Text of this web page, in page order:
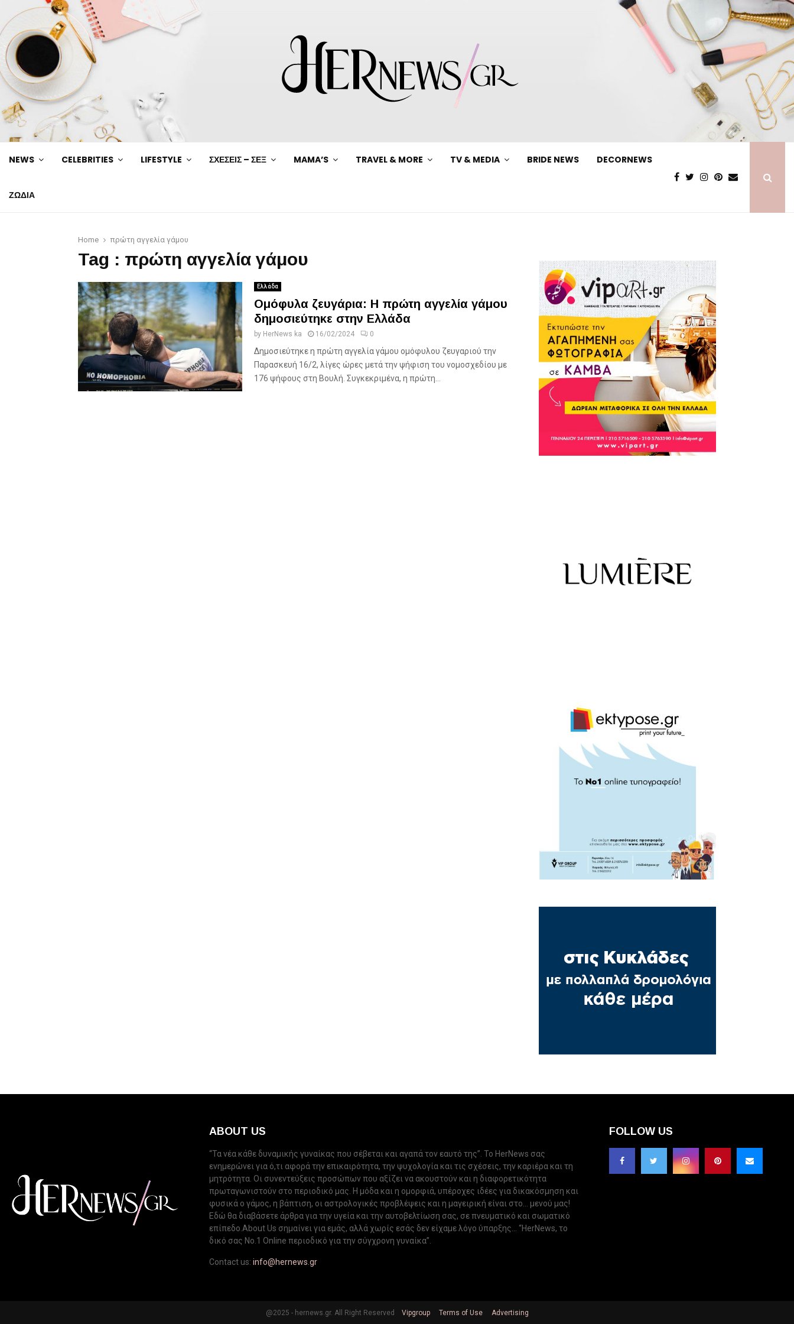
NEWS CELEBRITIES LIFESTYLE ΣΧΕΣΕΙΣ – ΣΕΞ MAMA’S TRAVEL & MORE TV & MEDIA BRIDE NEWS DECORNEWS
ΖΩΔΙΑ
Home πρώτη αγγελία γάμου
Tag : πρώτη αγγελία γάμου
Ελλάδα
Ομόφυλα ζευγάρια: Η πρώτη αγγελία γάμου
δημοσιεύτηκε στην Ελλάδα
by HerNews ka 16/02/2024 0
Δημοσιεύτηκε η πρώτη αγγελία γάμου ομόφυλου ζευγαριού την
Παρασκευή 16/2, λίγες ώρες μετά την ψήφιση του νομοσχεδίου με
176 ψήφους στη Βουλή. Συγκεκριμένα, η πρώτη...
ABOUT US
“Τα νέα κάθε δυναμικής γυναίκας που σέβεται και αγαπά τον εαυτό της”. Το HerNews σας
ενημερώνει για ό,τι αφορά την επικαιρότητα, την ψυχολογία και τις σχέσεις, την καριέρα και τη
μητρότητα. Οι συνεντεύξεις προσώπων που αξίζει να ακουστούν και η διαφορετικότητα
πρωταγωνιστούν στο περιοδικό μας. Η μόδα και η ομορφιά, υπέροχες ιδέες για δικακόσμηση και
φυσικά ο γάμος, η βάπτιση, οι αστρολογικές προβλέψεις και η μαγειρική είναι στο... μενού μας!
Εδώ θα διαβάσετε άρθρα για την υγεία και την αυτοβελτίωση σας, σε πνευματικό και σωματικό
επίπεδο.About Us σημαίνει για εμάς, αλλά χωρίς εσάς δεν είχαμε λόγο ύπαρξης... “HerNews, το
δικό σας Νo.1 Online περιοδικό για την σύγχρονη γυναίκα”.
Contact us: info@hernews.gr
FOLLOW US
@2025 - hernews.gr. All Right Reserved Vipgroup Terms of Use Advertising